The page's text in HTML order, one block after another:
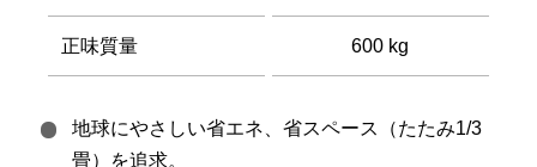
正味質量 600 kg
地球にやさしい省エネ、省スペース（たたみ1/3
畳）を追求。